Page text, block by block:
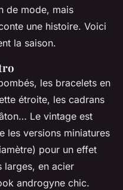
de mode, mais
une histoire. Voici
la saison.
les bracelets en
étroite, les cadrans
Le vintage est
les versions miniatures
pour un effet
larges, en acier
androgyne chic.